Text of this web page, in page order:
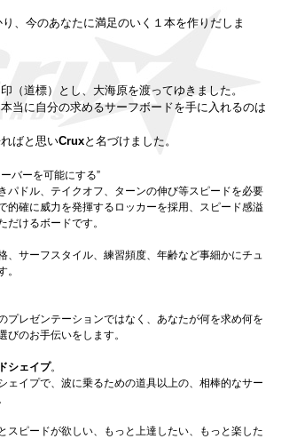
、今のあなたに満足のいく１本を作りだしま
（道標）とし、大海原を渡ってゆきました。
当に自分の求めるサーフボードを手に入れるのは
ばと思いCruxと名づけました。
バーを可能にする”
パドル、テイクオフ、ターンの伸び等スピードを必要
的確に威力を発揮するロッカーを採用、スピード感溢
だけるボードです。
、サーフスタイル、練習頻度、年齢など事細かにチュ
。
プレゼンテーションではなく、あなたが何を求め何を
びのお手伝いをします。
シェイプ。
ェイプで、波に乗るための道具以上の、相棒的なサー
スピードが欲しい、もっと上達したい、もっと楽した